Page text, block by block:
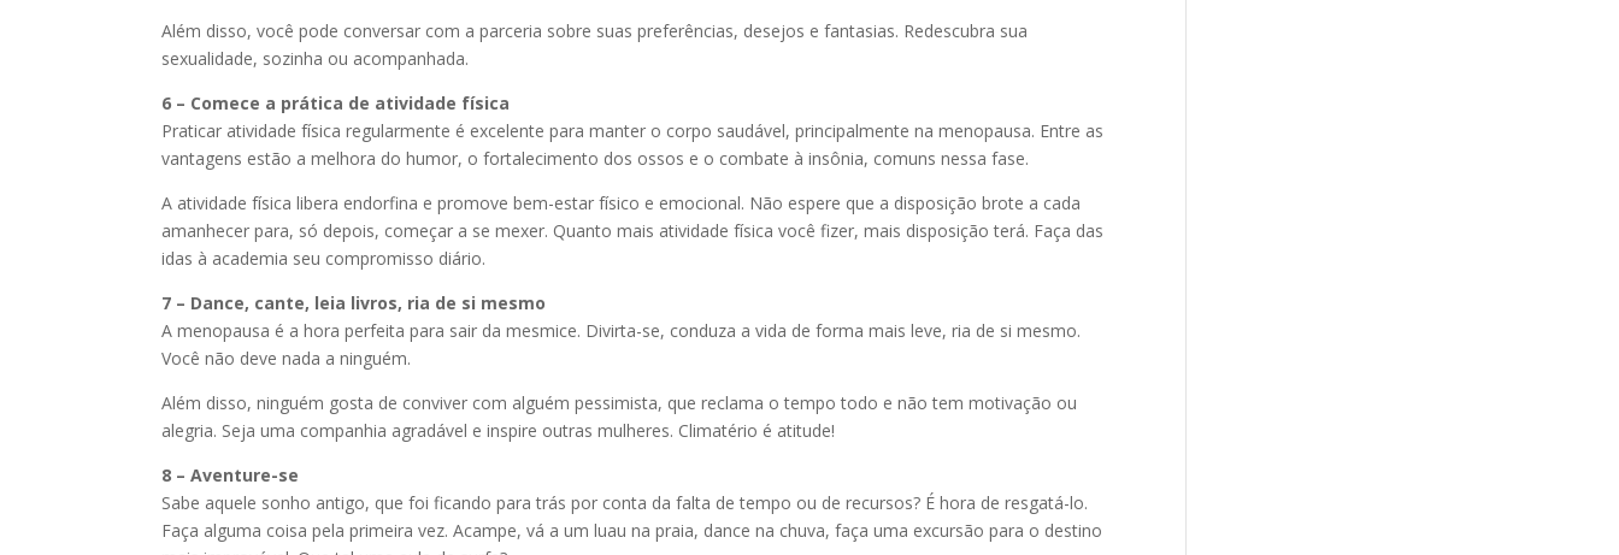
Além disso, você pode conversar com a parceria sobre suas preferências, desejos e fantasias. Redescubra sua
sexualidade, sozinha ou acompanhada.
6 – Comece a prática de atividade física
Praticar atividade física regularmente é excelente para manter o corpo saudável, principalmente na menopausa. Entre as
vantagens estão a melhora do humor, o fortalecimento dos ossos e o combate à insônia, comuns nessa fase.
A atividade física libera endorfina e promove bem-estar físico e emocional. Não espere que a disposição brote a cada
amanhecer para, só depois, começar a se mexer. Quanto mais atividade física você fizer, mais disposição terá. Faça das
idas à academia seu compromisso diário.
7 – Dance, cante, leia livros, ria de si mesmo
A menopausa é a hora perfeita para sair da mesmice. Divirta-se, conduza a vida de forma mais leve, ria de si mesmo.
Você não deve nada a ninguém.
Além disso, ninguém gosta de conviver com alguém pessimista, que reclama o tempo todo e não tem motivação ou
alegria. Seja uma companhia agradável e inspire outras mulheres. Climatério é atitude!
8 – Aventure-se
Sabe aquele sonho antigo, que foi ficando para trás por conta da falta de tempo ou de recursos? É hora de resgatá-lo.
Faça alguma coisa pela primeira vez. Acampe, vá a um luau na praia, dance na chuva, faça uma excursão para o destino